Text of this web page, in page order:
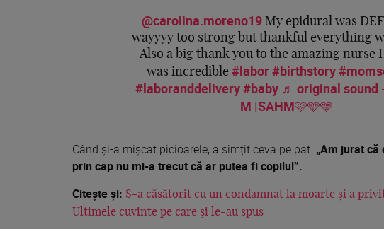
@carolina.moreno19My epidural was
wayyyy too strong but thankful everything
Also a big thank you to the amazing nurse I
was incredible #labor#birthstory
#laboranddelivery#baby ♬ original sound
M |SAHM🩷🩵🩵
Când și-a mișcat picioarele, a simțit ceva pe pat. „Am jurat
prin cap nu mi-a trecut că ar putea fi copilul”.
Citește și: S-a căsătorit cu un condamnat la moarte și a
Ultimele cuvinte pe care și le-au spus